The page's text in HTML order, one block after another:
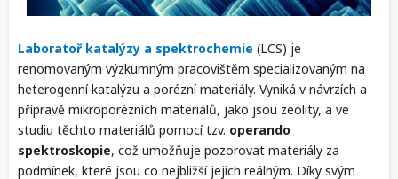
Laboratoř katalýzy a spektrochemie (LCS) je
renomovaným výzkumným pracovištěm specializovaným na
heterogenní katalýzu a porézní materiály. Vyniká v návrzích a
přípravě mikroporézních materiálů, jako jsou zeolity, a ve
studiu těchto materiálů pomocí tzv. operando
spektroskopie, což umožňuje pozorovat materiály za
podmínek, které jsou co nejbližší jejich reálným. Díky svým